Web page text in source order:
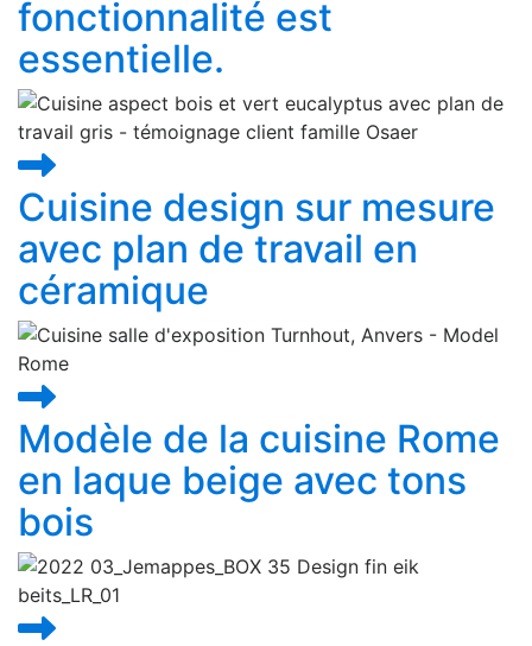
fonctionnalité est
essentielle.
Cuisine design sur mesure
avec plan de travail en
céramique
Modèle de la cuisine Rome
en laque beige avec tons
bois